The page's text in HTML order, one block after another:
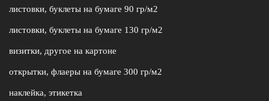
листовки, буклеты на бумаге 90 гр/м2
листовки, буклеты на бумаге 130 гр/м2
визитки, другое на картоне
открытки, флаеры на бумаге 300 гр/м2
наклейка, этикетка